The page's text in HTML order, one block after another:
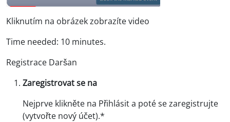
Kliknutím na obrázek zobrazíte video
Time needed: 10 minutes.
Registrace Daršan
Zaregistrovat se na
Nejprve klikněte na Přihlásit a poté se zaregistrujte
(vytvořte nový účet).*